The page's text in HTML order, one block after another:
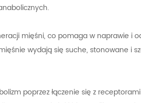
mięśni, co pomaga w naprawie i
wydają się suche, stonowane i
poprzez łączenie się z